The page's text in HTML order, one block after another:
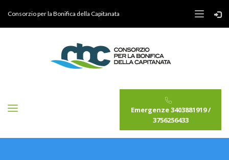
Consorzio per la Bonifica della Capitanata
Emergenze 3403881919 /
3756256433